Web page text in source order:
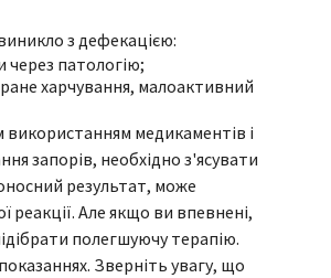
з дефекацією:
патологію;
харчування, малоактивний
використанням медикаментів і
запорів, необхідно з'ясувати
результат, може
Але якщо ви впевнені,
полегшуючу терапію.
Зверніть увагу, що